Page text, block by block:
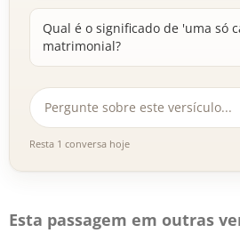
Qual é o significado de 'uma só
matrimonial?
Resta 1 conversa hoje
Esta passagem em outras